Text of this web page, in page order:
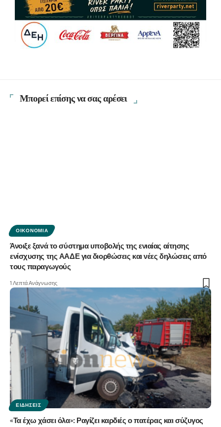
Μπορεί επίσης να σας αρέσει
ΟΙΚΟΝΟΜΊΑ
Άνοιξε ξανά το σύστημα υποβολής της ενιαίας αίτησης
ενίσχυσης της ΑΑΔΕ για διορθώσεις και νέες δηλώσεις από
τους παραγωγούς
1 Λεπτά Ανάγνωσης
ΕΙΔΉΣΕΙΣ
«Τα έχω χάσει όλα»: Ραγίζει καρδιές ο πατέρας και σύζυγος